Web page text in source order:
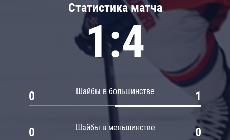
Статистика матча
1:4
Шайбы в большинстве
0 1
Шайбы в меньшинстве
0 0